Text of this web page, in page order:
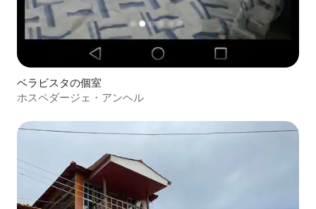
ベラビスタの個室
ホスペダージェ・アンヘル